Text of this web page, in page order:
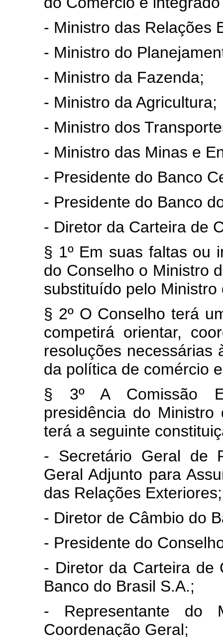
- Ministro das Relações
- Ministro do
- Ministro da Fazenda;
- Ministro da Agricultura;
- Ministro dos
- Ministro das Minas e
- Presidente do Banco
- Presidente do Banco
- Diretor da Carteira de
§ 1º Em suas faltas ou
do Conselho o Ministro
substituído pelo
§ 2º O Conselho terá
competirá orientar,
resoluções necessárias
da política de comércio
§ 3º A Comissão
presidência do
terá a seguinte
- Secretário Geral de
Geral Adjunto para
das Relações Exteriores;
- Diretor de Câmbio do
- Presidente do
- Diretor da Carteira de
Banco do Brasil S.A.;
- Representante do
Coordenação Geral;